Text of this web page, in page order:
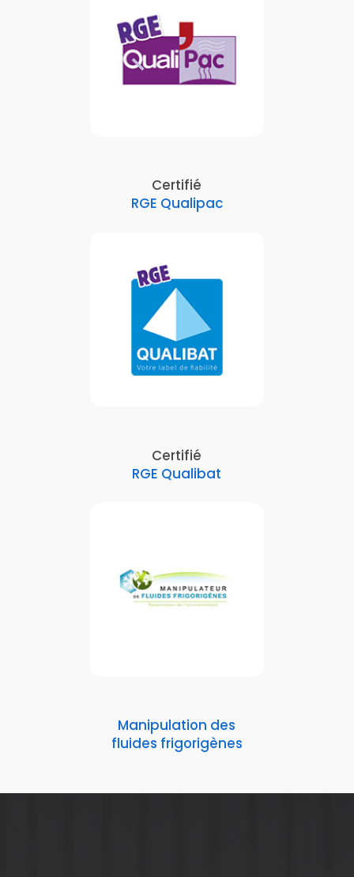
Certifié
RGE Qualipac
Certifié
RGE Qualibat
Manipulation des
fluides frigorigènes